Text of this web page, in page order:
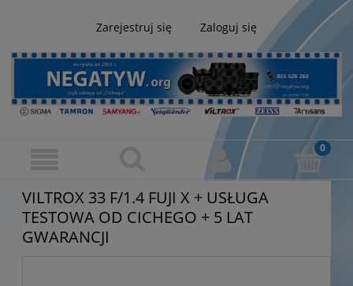
Zarejestruj się Zaloguj się
VILTROX 33 F/1.4 FUJI X + USŁUGA
TESTOWA OD CICHEGO + 5 LAT
GWARANCJI